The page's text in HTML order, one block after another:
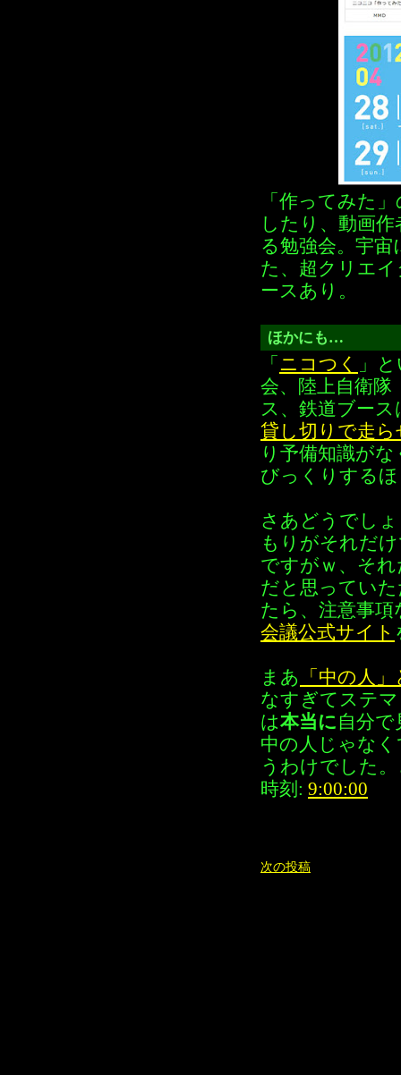
「作ってみた
したり、動画
る勉強会。宇
た、超クリエ
ースあり。
ほかにも…
「 ニコつく
」
会、陸上自衛隊
ス、鉄道ブー
貸し切りで走ら
り予備知識が
びっくりする
さあどうでし
もりがそれだ
ですがｗ、そ
だと思ってい
たら、注意事
会議公式サイト
まあ
「中の人
なすぎてステ
は本当に自分
中の人じゃな
うわけでした
時刻: 9:00:00
次の投稿